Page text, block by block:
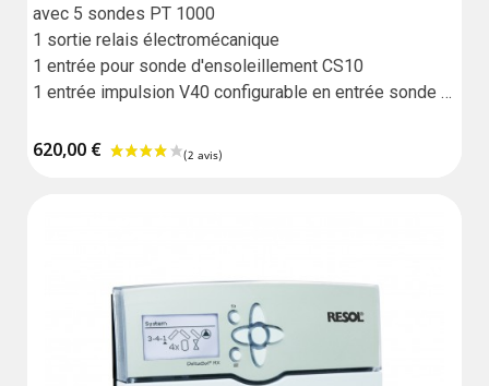
avec 5 sondes PT 1000
1 sortie relais électromécanique
1 entrée pour sonde d'ensoleillement CS10
1 entrée impulsion V40 configurable en entrée sonde
1 entrée pour Grundfos Direct Sensor digitale type VFD
620,00 €